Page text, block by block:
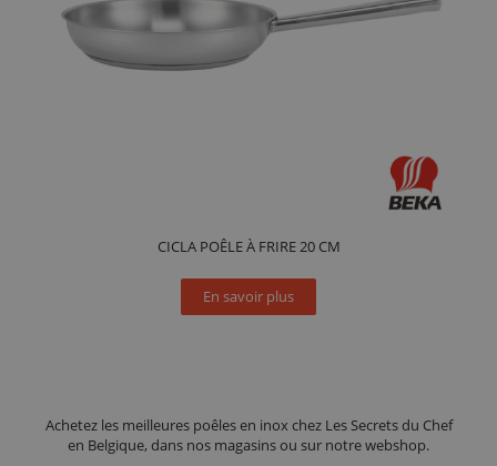
CICLA POÊLE À FRIRE 20 CM
En savoir plus
Achetez les meilleures poêles en inox chez Les Secrets du Chef
en Belgique, dans nos magasins ou sur notre webshop.